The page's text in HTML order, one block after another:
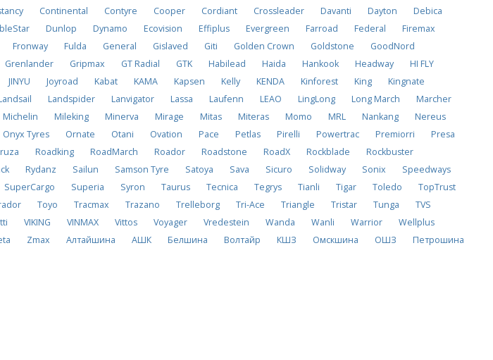
Continental Contyre Cooper Cordiant Crossleader Davanti Dayton
Debica
Dunlop Dynamo Ecovision Effiplus Evergreen Farroad Federal
Firemax
Fronway Fulda General Gislaved Giti Golden Crown Goldstone
GoodNord
Grenlander Gripmax GT Radial GTK Habilead Haida Hankook Headway
HI FLY
JINYU Joyroad Kabat KAMA Kapsen Kelly KENDA Kinforest King
Kingnate
Landspider Lanvigator Lassa Laufenn LEAO LingLong Long March
Marcher
Michelin Mileking Minerva Mirage Mitas Miteras Momo MRL Nankang
Nereus
Onyx Tyres Ornate Otani Ovation Pace Petlas Pirelli Powertrac Premiorri
Presa
Roadking RoadMarch Roador Roadstone RoadX Rockblade
Rockbuster
Rydanz Sailun Samson Tyre Satoya Sava Sicuro Solidway Sonix
Speedways
SuperCargo Superia Syron Taurus Tecnica Tegrys Tianli Tigar Toledo
TopTrust
Toyo Tracmax Trazano Trelleborg Tri-Ace Triangle Tristar Tunga
TVS
VIKING VINMAX Vittos Voyager Vredestein Wanda Wanli Warrior
Wellplus
Zmax Алтайшина АШК Белшина Волтайр КШЗ Омскшина ОШЗ Петрошина